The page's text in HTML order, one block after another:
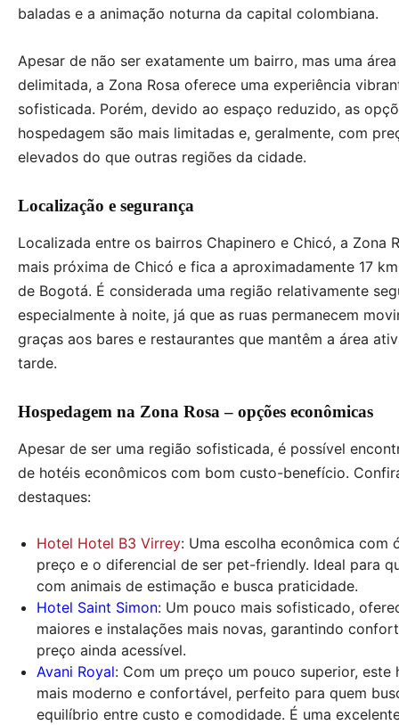
baladas e a animação noturna da capital colombiana.
Apesar de não ser exatamente um bairro, mas uma área
delimitada, a Zona Rosa oferece uma experiência
sofisticada. Porém, devido ao espaço reduzido, as
hospedagem são mais limitadas e, geralmente, com
elevados do que outras regiões da cidade.
Localização e segurança
Localizada entre os bairros Chapinero e Chicó, a Zona
mais próxima de Chicó e fica a aproximadamente 17
de Bogotá. É considerada uma região relativamente
especialmente à noite, já que as ruas permanecem
graças aos bares e restaurantes que mantêm a área
tarde.
Hospedagem na Zona Rosa – opções econômicas
Apesar de ser uma região sofisticada, é possível
de hotéis econômicos com bom custo-benefício.
destaques:
Hotel Hotel B3 Virrey: Uma escolha econômica com
preço e o diferencial de ser pet-friendly. Ideal para
com animais de estimação e busca praticidade.
Hotel Saint Simon: Um pouco mais sofisticado,
maiores e instalações mais novas, garantindo
preço ainda acessível.
Avani Royal: Com um preço um pouco superior, este
mais moderno e confortável, perfeito para quem
equilíbrio entre custo e comodidade. É uma